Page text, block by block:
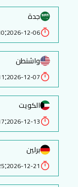
جدة
2026-12-06
:
واشنطن
2026-12-07
:
الكويت
2026-12-13
:
برلين
2026-12-21
: